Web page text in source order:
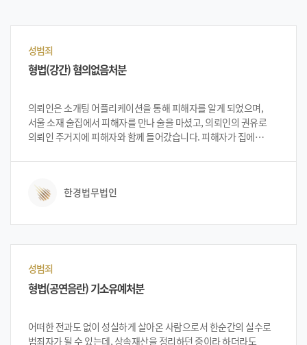
성범죄
형법(강간) 혐의없음처분
의뢰인은 소개팅 어플리케이션을 통해 피해자를 알게 되었으며,
서울 소재 술집에서 피해자를 만나 술을 마셨고, 의뢰인의 권유로
의뢰인 주거지에 피해자와 함께 들어갔습니다. 피해자가 집에
피해자 옆에 함께 누워 잠자리를 가졌습니다. 이튿날, 의뢰인은
내용으로 강간 고소를 당하게 됐습니다. 의뢰인은 피해자를 만나
하지 못할 정도로 취한 상태는 아니었고, 각자 옷을 벗고 성관계를 한
두고 수사를 하고 있어, 심각성을 느낀 의뢰인은 법무법인한경에
내방하여 변호사팀의 조력을 받게 되었습니다.
한경법무법인
성범죄
형법(공연음란) 기소유예처분
어떠한 전과도 없이 성실하게 살아온 사람으로서 한순간의 실수로
범죄자가 될 수 있는데, 상속재산을 정리하던 중이라 하더라도